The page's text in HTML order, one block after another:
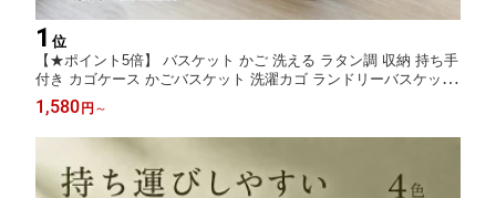
1 位
【★ポイント5倍】 バスケット かご 洗える ラタン調 収納 持ち手
付き カゴケース かごバスケット 洗濯カゴ ランドリーバスケット
天然素材風 北欧風収納 小物収納 収納かご 収納ケース おしゃれ
リビング 洗面所 キッチン 玄関 卓上 衛生的 小物入れ 日用品 食品
衣類
1,580 円 ～